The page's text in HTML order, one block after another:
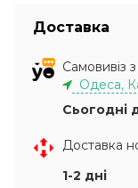
Доставка
Самовивіз
Одеса,
Сьогодні
Доставка
1-2 дні